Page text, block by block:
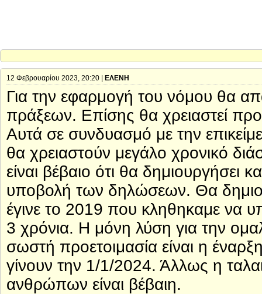
12 Φεβρουαρίου 2023, 20:20 | ΕΛΕΝΗ
Για την εφαρμογή του νόμου θα
πράξεων. Επίσης θα χρειαστεί
Αυτά σε συνδυασμό με την
θα χρειαστούν μεγάλο χρονικό
είναι βέβαιο ότι θα δημιουργήσει
υποβολή των δηλώσεων. Θα
έγινε το 2019 που κληθηκαμε να
3 χρόνια. Η μόνη λύση για την
σωστή προετοιμασία είναι η
γίνουν την 1/1/2024. Άλλως η
ανθρώπων είναι βέβαιη.